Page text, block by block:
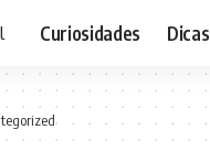
Curiosidades Dicas